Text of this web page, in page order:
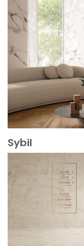
Sybil